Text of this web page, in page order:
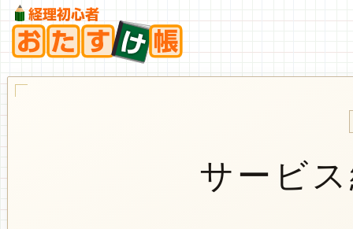
サービ